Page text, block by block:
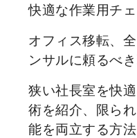
快適な作業用チ
オフィス移転、
ンサルに頼るべ
狭い社長室を快
術を紹介、限ら
能を両立する方